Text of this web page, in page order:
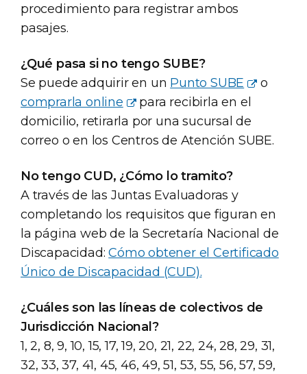
procedimiento para registrar ambos
pasajes.
¿Qué pasa si no tengo SUBE?
Se puede adquirir en un Punto SUBE
o
comprarla online
para recibirla en el
domicilio, retirarla por una sucursal de
correo o en los Centros de Atención SUBE.
No tengo CUD, ¿Cómo lo tramito?
A través de las Juntas Evaluadoras y
completando los requisitos que figuran en
la página web de la Secretaría Nacional de
Discapacidad:Cómo obtener el Certificado
Único de Discapacidad (CUD).
¿Cuáles son las líneas de colectivos de
Jurisdicción Nacional?
1, 2, 8, 9, 10, 15, 17, 19, 20, 21, 22, 24, 28, 29, 31,
32, 33, 37, 41, 45, 46, 49, 51, 53, 55, 56, 57, 59,